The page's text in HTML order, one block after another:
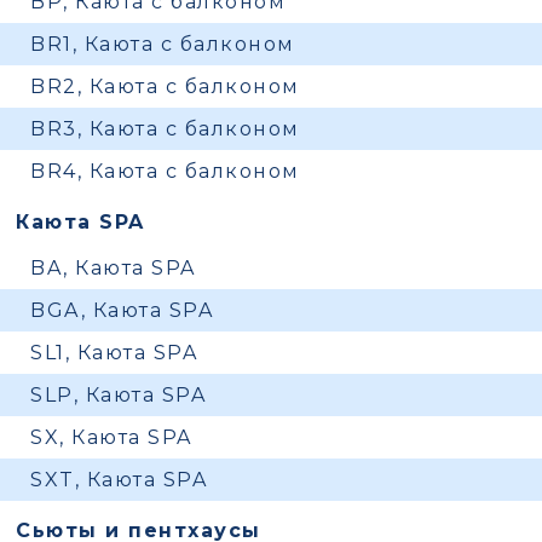
BR1, Каюта с балконом
BR2, Каюта с балконом
BR3, Каюта с балконом
BR4, Каюта с балконом
Каюта SPA
BA, Каюта SPA
BGA, Каюта SPA
SL1, Каюта SPA
SLP, Каюта SPA
SX, Каюта SPA
SXT, Каюта SPA
Сьюты и пентхаусы